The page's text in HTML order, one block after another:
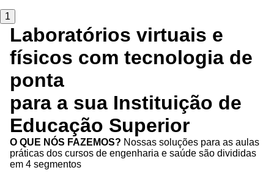
1
Laboratórios virtuais e
físicos com tecnologia de
ponta
para a sua Instituição de
Educação Superior
O QUE NÓS FAZEMOS? Nossas soluções para as aulas
práticas dos cursos de engenharia e saúde são divididas
em 4 segmentos